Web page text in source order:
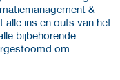
&
alle ins en outs van het
bijbehorende
om